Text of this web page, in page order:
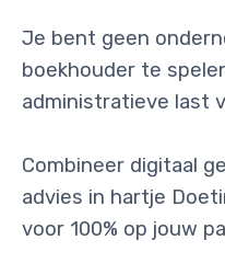
Je bent geen
boekhouder te
administratieve last
Combineer digitaal
advies in hartje
voor 100% op jouw